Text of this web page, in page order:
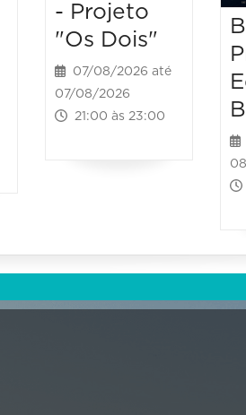
- Projeto
"Os Dois"
07/08/2026 até
07/08/2026
21:00 às 23:00